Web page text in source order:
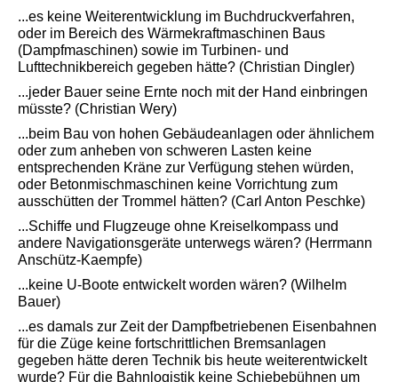
...es keine Weiterentwicklung im Buchdruckverfahren,
oder im Bereich des Wärmekraftmaschinen Baus
(Dampfmaschinen) sowie im Turbinen- und
Lufttechnikbereich gegeben hätte? (Christian Dingler)
...jeder Bauer seine Ernte noch mit der Hand einbringen
müsste? (Christian Wery)
...beim Bau von hohen Gebäudeanlagen oder ähnlichem
oder zum anheben von schweren Lasten keine
entsprechenden Kräne zur Verfügung stehen würden,
oder Betonmischmaschinen keine Vorrichtung zum
ausschütten der Trommel hätten? (Carl Anton Peschke)
...Schiffe und Flugzeuge ohne Kreiselkompass und
andere Navigationsgeräte unterwegs wären? (Herrmann
Anschütz-Kaempfe)
...keine U-Boote entwickelt worden wären? (Wilhelm
Bauer)
...es damals zur Zeit der Dampfbetriebenen Eisenbahnen
für die Züge keine fortschrittlichen Bremsanlagen
gegeben hätte deren Technik bis heute weiterentwickelt
wurde? Für die Bahnlogistik keine Schiebebühnen um